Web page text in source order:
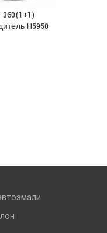
360(1+1)
H5950